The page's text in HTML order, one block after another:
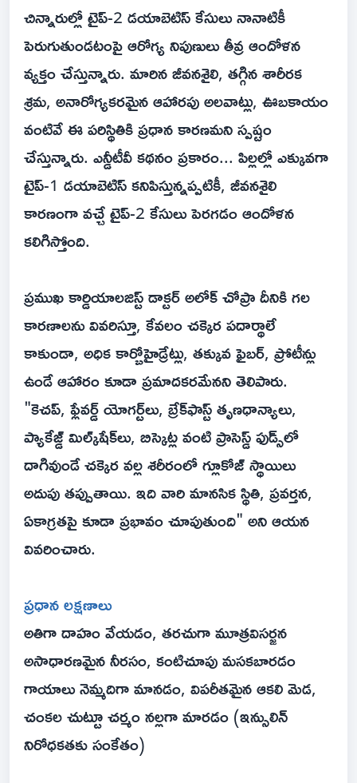
చిన్నారుల్లో టైప్-2 డయాబెటిస్ కేసులు నానాటికీ
పెరుగుతుండటంపై ఆరోగ్య నిపుణులు తీవ్ర ఆందోళన
వ్యక్తం చేస్తున్నారు. మారిన జీవనశైలి, తగ్గిన శారీరక
శ్రమ, అనారోగ్యకరమైన ఆహారపు అలవాట్లు, ఊబకాయం
వంటివే ఈ పరిస్థితికి ప్రధాన కారణమని స్పష్టం
చేస్తున్నారు. ఎన్డీటీవీ కథనం ప్రకారం... పిల్లల్లో ఎక్కువగా
టైప్-1 డయాబెటిస్ కనిపిస్తున్నప్పటికీ, జీవనశైలి
కారణంగా వచ్చే టైప్-2 కేసులు పెరగడం ఆందోళన
కలిగిస్తోంది.
ప్రముఖ కార్డియాలజిస్ట్ డాక్టర్ అలోక్ చోప్రా దీనికి గల
కారణాలను వివరిస్తూ, కేవలం చక్కెర పదార్థాలే
కాకుండా, అధిక కార్బోహైడ్రేట్లు, తక్కువ ఫైబర్, ప్రోటీన్లు
ఉండే ఆహారం కూడా ప్రమాదకరమేనని తెలిపారు.
"కెచప్, ఫ్లేవర్డ్ యోగర్ట్‌లు, బ్రేక్‌ఫాస్ట్ తృణధాన్యాలు,
ప్యాకేజ్డ్ మిల్క్‌షేక్‌లు, బిస్కెట్ల వంటి ప్రాసెస్డ్ ఫుడ్స్‌లో
దాగివుండే చక్కెర వల్ల శరీరంలో గ్లూకోజ్ స్థాయిలు
అదుపు తప్పుతాయి. ఇది వారి మానసిక స్థితి, ప్రవర్తన,
ఏకాగ్రతపై కూడా ప్రభావం చూపుతుంది" అని ఆయన
వివరించారు.
ప్రధాన లక్షణాలు
అతిగా దాహం వేయడం, తరచుగా మూత్రవిసర్జన
అసాధారణమైన నీరసం, కంటిచూపు మసకబారడం
గాయాలు నెమ్మదిగా మానడం, విపరీతమైన ఆకలి మెడ,
చంకల చుట్టూ చర్మం నల్లగా మారడం (ఇన్సులిన్
నిరోధకతకు సంకేతం)